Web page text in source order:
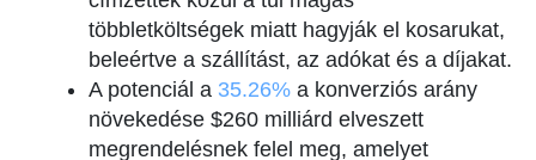
többletköltségek miatt hagyják el kosarukat,
beleértve a szállítást, az adókat és a díjakat.
A potenciál a 35.26% a konverziós arány
növekedése $260 milliárd elveszett
megrendelésnek felel meg, amelyet